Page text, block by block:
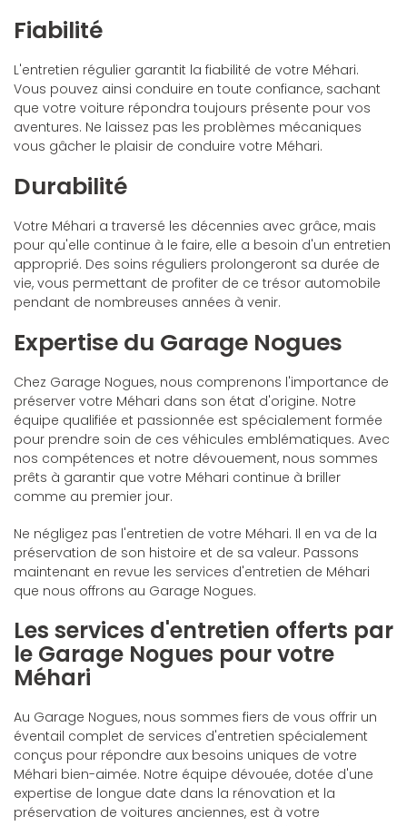
Fiabilité
L'entretien régulier garantit la fiabilité de votre Méhari.
Vous pouvez ainsi conduire en toute confiance, sachant
que votre voiture répondra toujours présente pour vos
aventures. Ne laissez pas les problèmes mécaniques
vous gâcher le plaisir de conduire votre Méhari.
Durabilité
Votre Méhari a traversé les décennies avec grâce, mais
pour qu'elle continue à le faire, elle a besoin d'un entretien
approprié. Des soins réguliers prolongeront sa durée de
vie, vous permettant de profiter de ce trésor automobile
pendant de nombreuses années à venir.
Expertise du Garage Nogues
Chez Garage Nogues, nous comprenons l'importance de
préserver votre Méhari dans son état d'origine. Notre
équipe qualifiée et passionnée est spécialement formée
pour prendre soin de ces véhicules emblématiques. Avec
nos compétences et notre dévouement, nous sommes
prêts à garantir que votre Méhari continue à briller
comme au premier jour.
Ne négligez pas l'entretien de votre Méhari. Il en va de la
préservation de son histoire et de sa valeur. Passons
maintenant en revue les services d'entretien de Méhari
que nous offrons au Garage Nogues.
Les services d'entretien offerts par
le Garage Nogues pour votre
Méhari
Au Garage Nogues, nous sommes fiers de vous offrir un
éventail complet de services d'entretien spécialement
conçus pour répondre aux besoins uniques de votre
Méhari bien-aimée. Notre équipe dévouée, dotée d'une
expertise de longue date dans la rénovation et la
préservation de voitures anciennes, est à votre